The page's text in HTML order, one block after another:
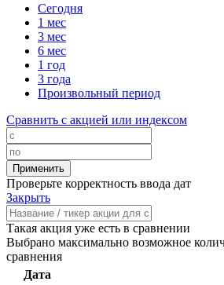
Сегодня
1 мес
3 мес
6 мес
1 год
3 года
Произвольный период
Сравнить с акцией или индексом
Проверьте корректность ввода дат
Закрыть
Такая акция уже есть в сравнении
Выбрано максимально возможное
сравнения
Дата